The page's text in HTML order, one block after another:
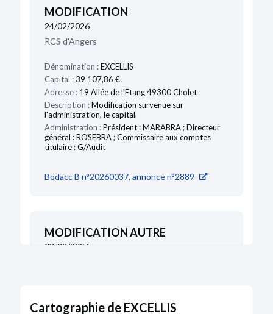
MODIFICATION
24/02/2026
RCS d'Angers
Dénomination :EXCELLIS
Capital :39 107,86 €
Adresse : 19 Allée de l'Etang 49300 Cholet
Description :Modification survenue sur
l'administration, le capital.
Administration :Président : MARABRA ; Directeur
général : ROSEBRA ; Commissaire aux comptes
titulaire : G/Audit
Bodacc B n°20260037, annonce n°2889
MODIFICATION AUTRE
03/02/2026
Cartographie de EXCELLIS